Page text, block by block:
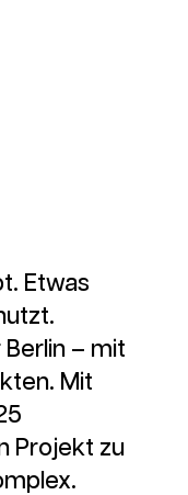
Etwas
– mit
Mit
Projekt zu